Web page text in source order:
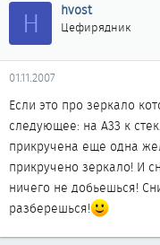
H hvost
Цефирядник
01.11.2007
Если это про зеркало
следующее: на А33 к
прикручена еще одна
прикручено зеркало! И
ничего не добьешься!
разберешься!